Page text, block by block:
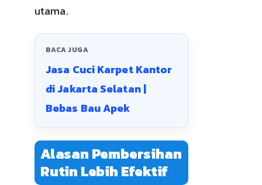
utama.
BACA JUGA
Jasa Cuci Karpet Kantor
di Jakarta Selatan |
Bebas Bau Apek
Alasan Pembersihan
Rutin Lebih Efektif